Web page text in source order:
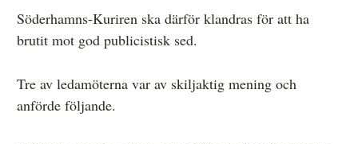
Söderhamns-Kuriren ska därför klandras för att ha
brutit mot god publicistisk sed.
Tre av ledamöterna var av skiljaktig mening och
anförde följande.